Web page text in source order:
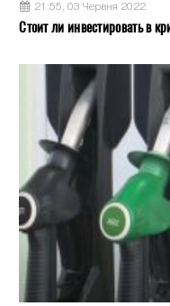
21:55, 03 Червня 2022
Стоит ли инвестировать в